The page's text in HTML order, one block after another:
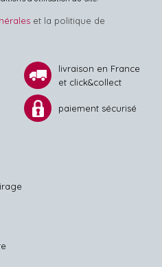
et la politique de
livraison en France
et click&collect
paiement sécurisé